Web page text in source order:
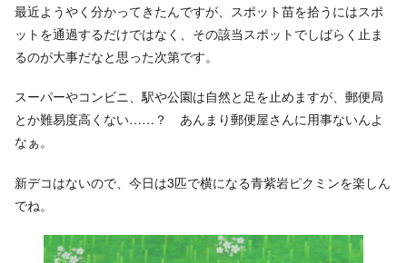
最近ようやく分かってきたんですが、スポット苗を拾うにはスポ
ットを通過するだけではなく、その該当スポットでしばらく止ま
るのが大事だなと思った次第です。
スーパーやコンビニ、駅や公園は自然と足を止めますが、郵便局
とか難易度高くない……？ あんまり郵便屋さんに用事ないんよ
なぁ。
新デコはないので、今日は3匹で横になる青紫岩ピクミンを楽しん
でね。